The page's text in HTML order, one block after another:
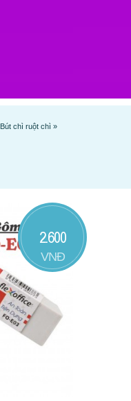
Bút chì ruột chì »
2.600
VNĐ